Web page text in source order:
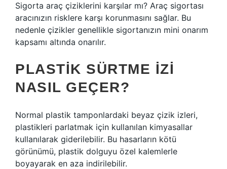
Sigorta araç çiziklerini karşılar mı? Araç sigortası
aracınızın risklere karşı korunmasını sağlar. Bu
nedenle çizikler genellikle sigortanızın mini onarım
kapsamı altında onarılır.
PLASTIK SÜRTME IZI
NASIL GEÇER?
Normal plastik tamponlardaki beyaz çizik izleri,
plastikleri parlatmak için kullanılan kimyasallar
kullanılarak giderilebilir. Bu hasarların kötü
görünümü, plastik dolguyu özel kalemlerle
boyayarak en aza indirilebilir.